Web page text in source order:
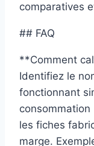
comparatives
## FAQ
**Comment
Identifiez le
fonctionnant
les fiches
marge.